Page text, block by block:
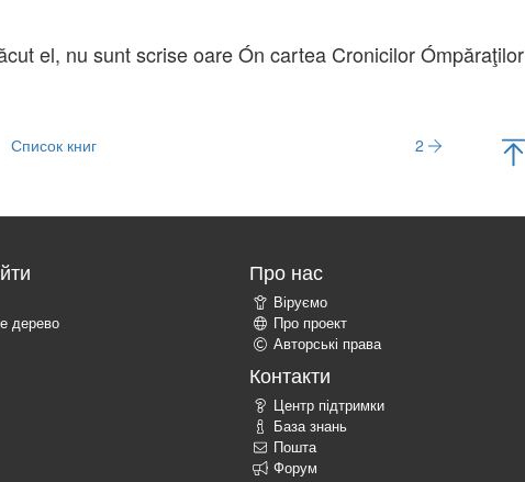
el, nu sunt scrise oare Ón cartea Cronicilor Ómpăraţilor
Список книг 2
дерево
Про нас
Віруємо
Про проект
Авторські права
Контакти
Центр підтримки
База знань
Пошта
Форум